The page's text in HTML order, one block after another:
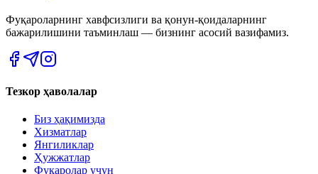
Фуқароларнинг хавфсизлиги ва қонун-қоидаларнинг
бажарилишини таъминлаш — бизнинг асосий вазифамиз.
Тезкор ҳаволалар
Биз ҳақимизда
Хизматлар
Янгиликлар
Ҳужжатлар
Фуқаролар учун